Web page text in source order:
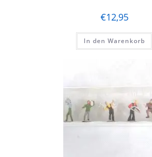
€12,95
In den Warenkorb